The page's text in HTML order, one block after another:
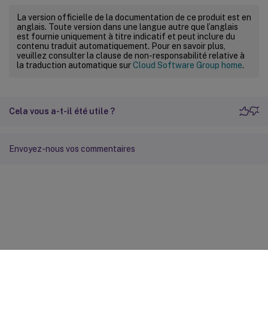
La version officielle de la documentation de ce produit est en
anglais. Toute version dans une langue autre que l’anglais
est fournie uniquement à titre indicatif et peut inclure du
contenu traduit automatiquement. Pour en savoir plus,
veuillez consulter la clause de non-responsabilité relative à
la traduction automatique surCloud Software Group home.
Cela vous a-t-il été utile ?
Envoyez-nous vos commentaires